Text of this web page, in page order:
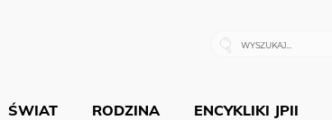
ŚWIAT RODZINA ENCYKLIKI JPII